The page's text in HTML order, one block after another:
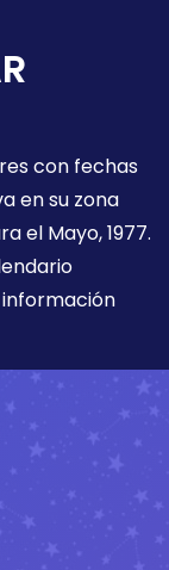
con fechas
en su zona
el Mayo, 1977.